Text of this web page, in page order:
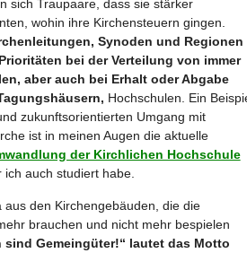
sich Traupaare, dass sie stärker
wohin ihre Kirchensteuern gingen.
Synoden und Regionen
bei der Verteilung von immer
aber auch bei Erhalt oder Abgabe
Hochschulen. Ein
zukunftsorientierten Umgang mit
ist in meinen Augen die aktuelle
der Kirchlichen Hochschule
ich auch studiert habe.
aus den Kirchengebäuden, die die
brauchen und nicht mehr bespielen
Gemeingüter!“ lautet das Motto